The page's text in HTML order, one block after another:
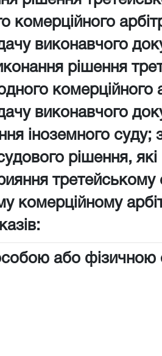
комерційного
виконавчого
рішення
комерційного
виконавчого
іноземного суду;
рішення,
третейському
комерційному
або